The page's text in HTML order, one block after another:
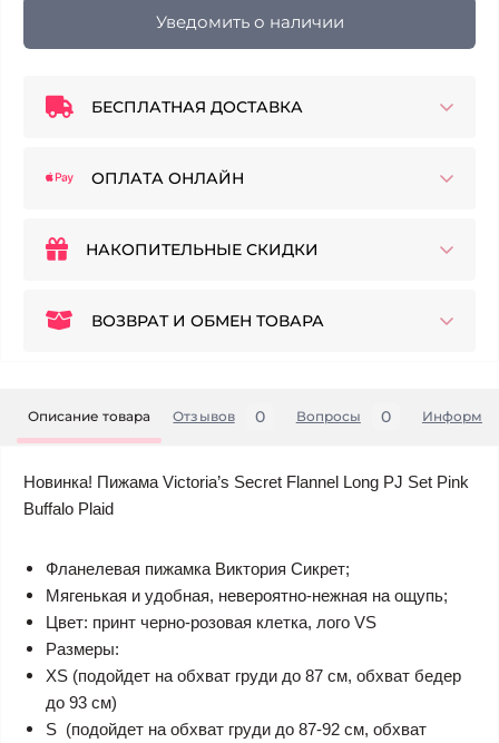
Уведомить о наличии
БЕСПЛАТНАЯ ДОСТАВКА
ОПЛАТА ОНЛАЙН
НАКОПИТЕЛЬНЫЕ СКИДКИ
ВОЗВРАТ И ОБМЕН ТОВАРА
Описание товара Отзывов 0 Вопросы 0
Новинка! Пижама Victoria’s Secret Flannel Long PJ Set Pink
Buffalo Plaid
Фланелевая пижамка Виктория Сикрет;
Мягенькая и удобная, невероятно-нежная на ощупь;
Цвет: принт черно-розовая клетка, лого VS
Размеры:
XS (подойдет на обхват груди до 87 см, обхват бедер
до 93 см)
S (подойдет на обхват груди до 87-92 см, обхват